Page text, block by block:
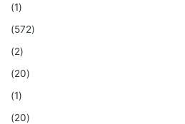
(1)
(572)
(2)
(20)
(1)
(20)